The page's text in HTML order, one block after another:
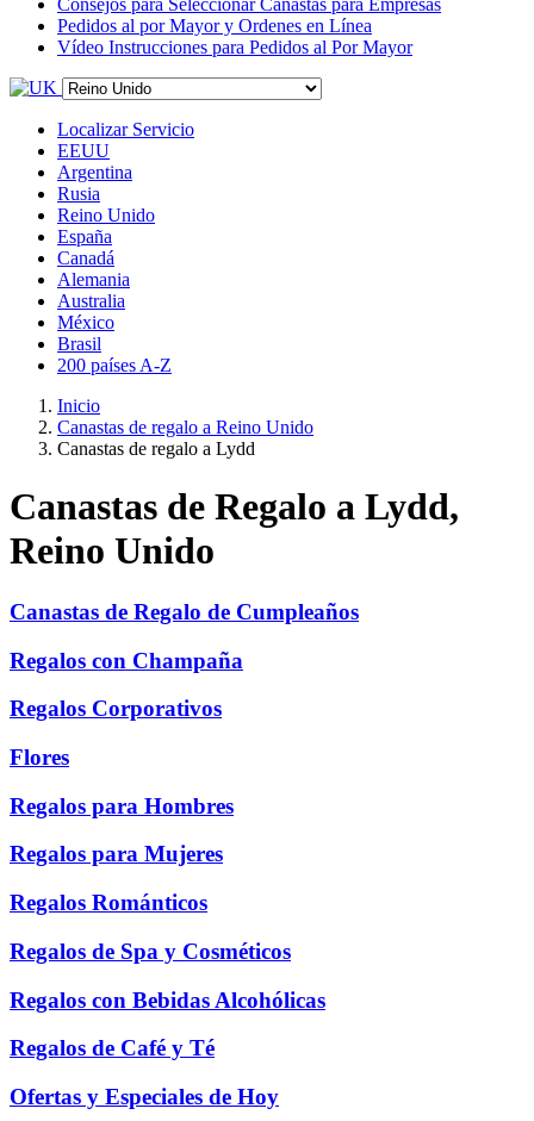
Consejos para Seleccionar Canastas para Empresas
Pedidos al por Mayor y Ordenes en Línea
Vídeo Instrucciones para Pedidos al Por Mayor
Localizar Servicio
EEUU
Argentina
Rusia
Reino Unido
España
Canadá
Alemania
Australia
México
Brasil
200 países A-Z
Inicio
Canastas de regalo a Reino Unido
Canastas de regalo a Lydd
Canastas de Regalo a Lydd,
Reino Unido
Canastas de Regalo de Cumpleaños
Regalos con Champaña
Regalos Corporativos
Flores
Regalos para Hombres
Regalos para Mujeres
Regalos Románticos
Regalos de Spa y Cosméticos
Regalos con Bebidas Alcohólicas
Regalos de Café y Té
Ofertas y Especiales de Hoy